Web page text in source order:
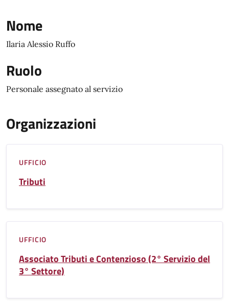
Nome
Ilaria Alessio Ruffo
Ruolo
Personale assegnato al servizio
Organizzazioni
UFFICIO
Tributi
UFFICIO
Associato Tributi e Contenzioso (2° Servizio del
3° Settore)